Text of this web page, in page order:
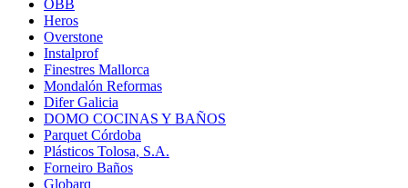
OBB
Heros
Overstone
Instalprof
Finestres Mallorca
Mondalón Reformas
Difer Galicia
DOMO COCINAS Y BAÑOS
Parquet Córdoba
Plásticos Tolosa, S.A.
Forneiro Baños
Globarq